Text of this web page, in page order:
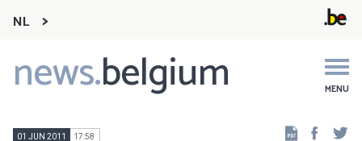
NL
news.belgium MENU
Main
navigation
01 JUN 2011 17:58